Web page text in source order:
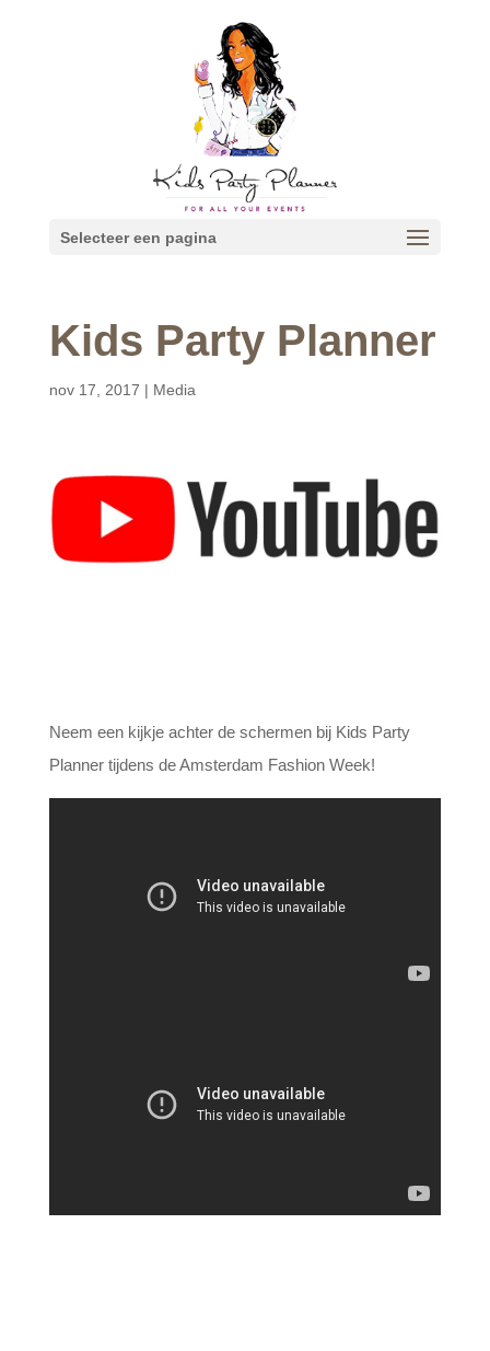
Selecteer een pagina
Kids Party Planner
nov 17, 2017 | Media
Neem een kijkje achter de schermen bij Kids Party
Planner tijdens de Amsterdam Fashion Week!